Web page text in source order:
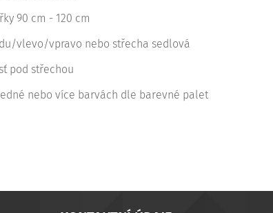
90 cm - 120 cm
vlevo/vpravo nebo střecha sedlová
pod střechou
nebo více barvách dle barevné palet